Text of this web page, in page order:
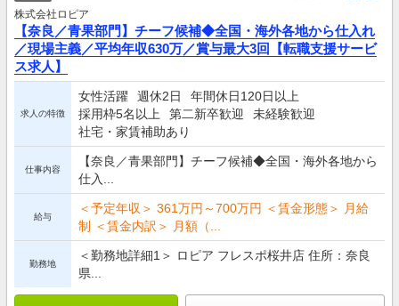
株式会社ロピア
【奈良／青果部門】チーフ候補◆全国・海外各地から仕入れ
／現場主義／平均年収630万／賞与最大3回【転職支援サービ
ス求人】
求人の特徴
女性活躍 週休2日
年間休日120日以上
採用枠5名以上
第二新卒歓迎
未経験歓迎
社宅・家賃補助あり
仕事内容
【奈良／青果部門】チーフ候補◆全国・海外各地から
仕入...
給与
＜予定年収＞ 361万円～700万円 ＜賃金形態＞ 月給
制 ＜賃金内訳＞ 月額（...
勤務地
＜勤務地詳細1＞ ロピア フレスポ桜井店 住所：奈良
県...